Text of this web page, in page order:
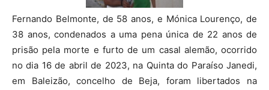
Fernando Belmonte, de 58 anos, e Mónica Lourenço, de
38 anos, condenados a uma pena única de 22 anos de
prisão pela morte e furto de um casal alemão, ocorrido
no dia 16 de abril de 2023, na Quinta do Paraíso Janedi,
em Baleizão, concelho de Beja, foram libertados na